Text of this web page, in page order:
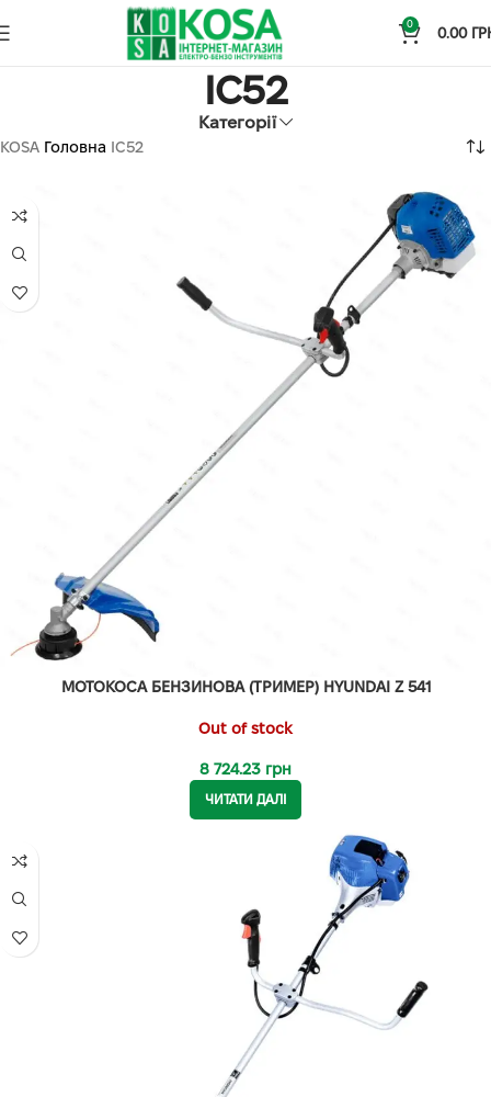
0
0.00
IC52
Категорії
KOSA Головна IC52
МОТОКОСА БЕНЗИНОВА (ТРИМЕР) HYUNDAI Z 541
Out of stock
8 724.23 грн
ЧИТАТИ ДАЛІ